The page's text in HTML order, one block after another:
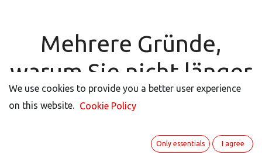
Mehrere Gründe,
warum Sie nicht länger
auf ITISeasy.business
warten können
We use cookies to provide you a better user experience
on this website.
Cookie Policy
Only essentials I agree
We use cookies to provide you a better user experience
on this website.
Cookie Policy
Only essentials I agree